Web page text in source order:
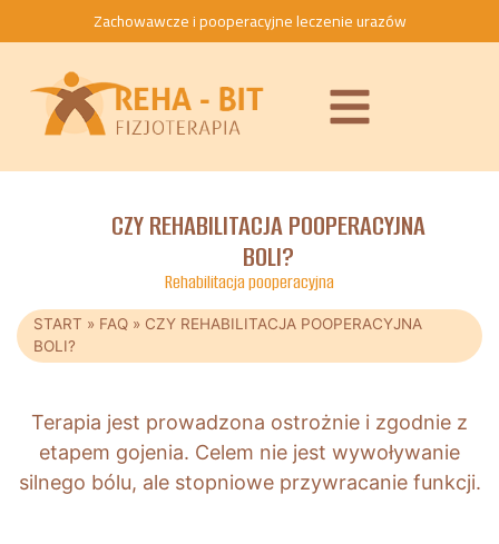
Zachowawcze i pooperacyjne leczenie urazów
CZY REHABILITACJA POOPERACYJNA
BOLI?
Rehabilitacja pooperacyjna
START » FAQ » CZY REHABILITACJA POOPERACYJNA
BOLI?
Terapia jest prowadzona ostrożnie i zgodnie z
etapem gojenia. Celem nie jest wywoływanie
silnego bólu, ale stopniowe przywracanie funkcji.